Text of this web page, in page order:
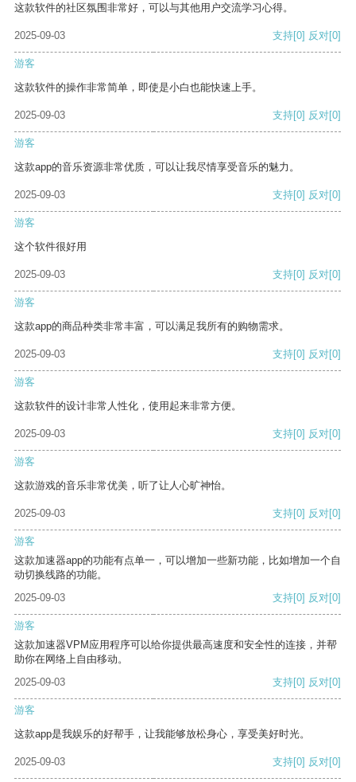
这款软件的社区氛围非常好，可以与其他用户交流学习心得。
2025-09-03 支持[0] 反对[0]
游客
这款软件的操作非常简单，即使是小白也能快速上手。
2025-09-03 支持[0] 反对[0]
游客
这款app的音乐资源非常优质，可以让我尽情享受音乐的魅力。
2025-09-03 支持[0] 反对[0]
游客
这个软件很好用
2025-09-03 支持[0] 反对[0]
游客
这款app的商品种类非常丰富，可以满足我所有的购物需求。
2025-09-03 支持[0] 反对[0]
游客
这款软件的设计非常人性化，使用起来非常方便。
2025-09-03 支持[0] 反对[0]
游客
这款游戏的音乐非常优美，听了让人心旷神怡。
2025-09-03 支持[0] 反对[0]
游客
这款加速器app的功能有点单一，可以增加一些新功能，比如增加一个自
动切换线路的功能。
2025-09-03
支持[0] 反对[0]
游客
这款加速器VPM应用程序可以给你提供最高速度和安全性的连接，并帮
助你在网络上自由移动。
2025-09-03
支持[0] 反对[0]
游客
这款app是我娱乐的好帮手，让我能够放松身心，享受美好时光。
2025-09-03 支持[0] 反对[0]